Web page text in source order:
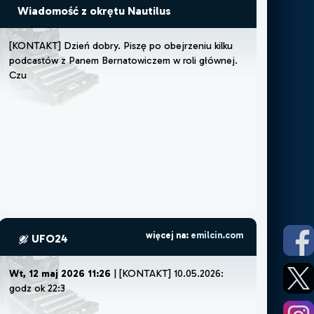
Wiadomość z okrętu Nautilus
[KONTAKT] Dzień dobry. Piszę po obejrzeniu kilku
podcastów z Panem Bernatowiczem w roli głównej.
Czuj ę, że muszę
UFO24 więcej na: emilcin.com
Wt, 12 maj 2026 11:26 | [KONTAKT] 10.05.2026:
godz ok 22:30.